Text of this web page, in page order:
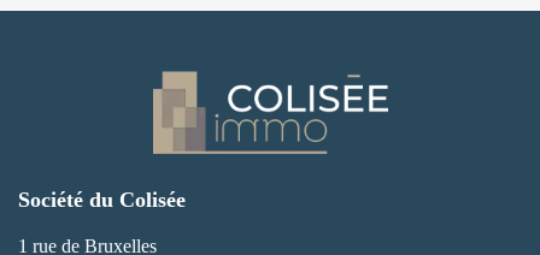
Société du Colisée
1 rue de Bruxelles